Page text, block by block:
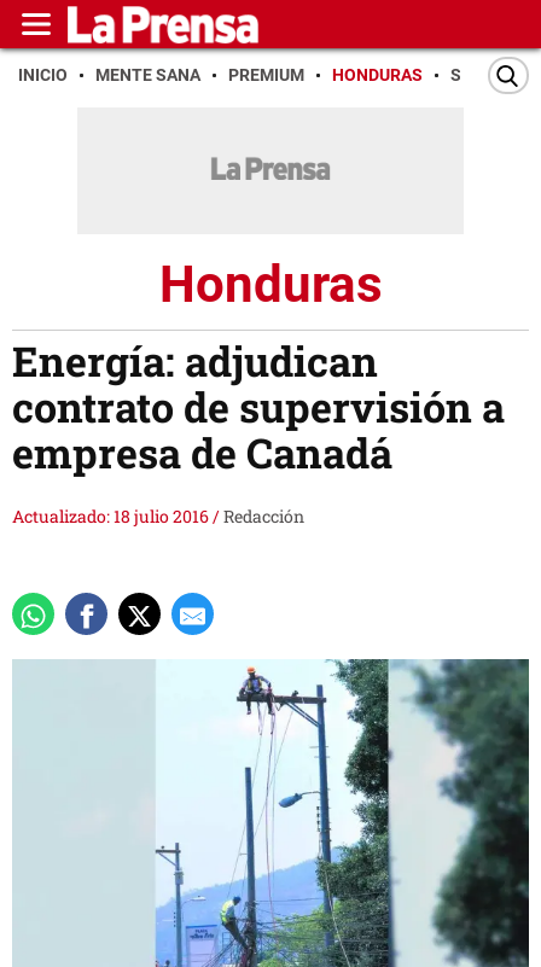
INICIO MENTE SANA PREMIUM HONDURAS SAN PEDRO
Honduras
Energía: adjudican
contrato de supervisión a
empresa de Canadá
Actualizado: 18 julio 2016/Redacción